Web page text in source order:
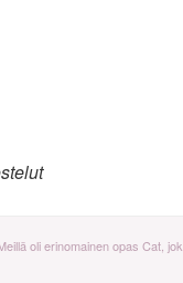
oli erinomainen opas Cat,